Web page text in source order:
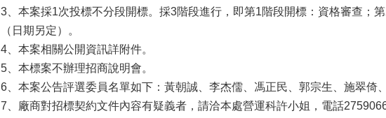
3、本案採1次投標不分段開標。採3階段進行，即第1階段開標：資格審查；
（日期另定）。
4、本案相關公開資訊詳附件。
5、本標案不辦理招商說明會。
6、本案公告評選委員名單如下：黃朝誠、李杰儒、馮正民、郭宗生、施翠倚
7、廠商對招標契約文件內容有疑義者，請洽本處營運科許小姐，電話